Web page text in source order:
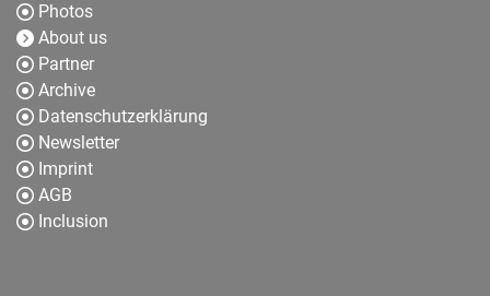
Photos
About us
Partner
Archive
Datenschutzerklärung
Newsletter
Imprint
AGB
Inclusion